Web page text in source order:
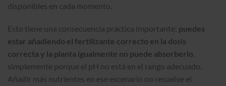
disponibles en cada momento.
Esto tiene una consecuencia práctica importante: puedes
estar añadiendo el fertilizante correcto en la dosis
correcta y la planta igualmente no puede absorberlo
simplemente porque el pH no está en el rango adecuado.
Añadir más nutrientes en ese escenario no resuelve el